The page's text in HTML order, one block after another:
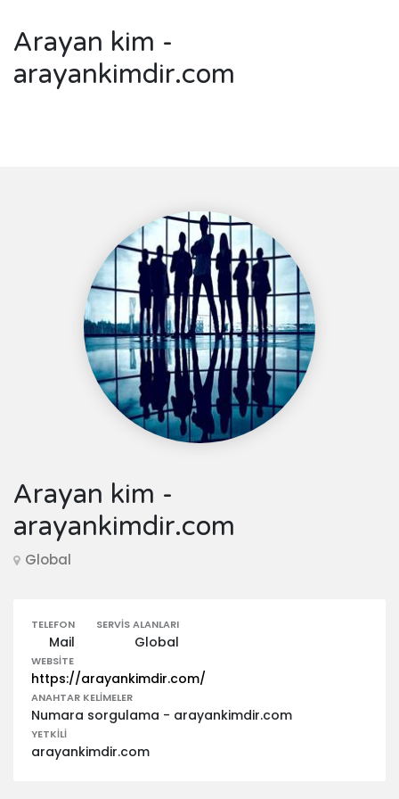
Arayan kim -
arayankimdir.com
Arayan kim -
arayankimdir.com
Global
TELEFON
Mail
SERVIS ALANLARI
Global
WEBSITE
https://arayankimdir.com/
ANAHTAR KELIMELER
Numara sorgulama - arayankimdir.com
YETKILI
arayankimdir.com